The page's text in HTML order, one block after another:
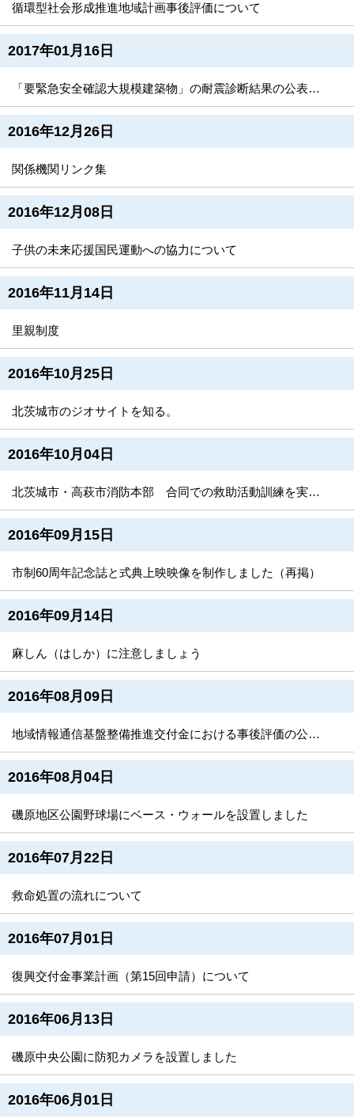
循環型社会形成推進地域計画事後評価について
2017年01月16日
「要緊急安全確認大規模建築物」の耐震診断結果の公表について
2016年12月26日
関係機関リンク集
2016年12月08日
子供の未来応援国民運動への協力について
2016年11月14日
里親制度
2016年10月25日
北茨城市のジオサイトを知る。
2016年10月04日
北茨城市・高萩市消防本部 合同での救助活動訓練を実施しました
2016年09月15日
市制60周年記念誌と式典上映映像を制作しました（再掲）
2016年09月14日
麻しん（はしか）に注意しましょう
2016年08月09日
地域情報通信基盤整備推進交付金における事後評価の公表について
2016年08月04日
磯原地区公園野球場にベース・ウォールを設置しました
2016年07月22日
救命処置の流れについて
2016年07月01日
復興交付金事業計画（第15回申請）について
2016年06月13日
磯原中央公園に防犯カメラを設置しました
2016年06月01日